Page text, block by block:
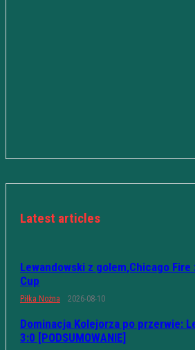
Latest articles
Lewandowski z golem,Chicago Fire
Cup
Piłka Nożna 2026-08-10
Dominacja Kolejorza po przerwie:
3:0 [PODSUMOWANIE]